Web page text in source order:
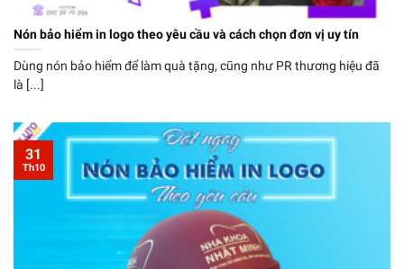
Nón bảo hiểm in logo theo yêu cầu và cách chọn đơn vị uy tín
Dùng nón bảo hiểm để làm quà tặng, cũng như PR thương hiệu đã
là [...]
31
Th10